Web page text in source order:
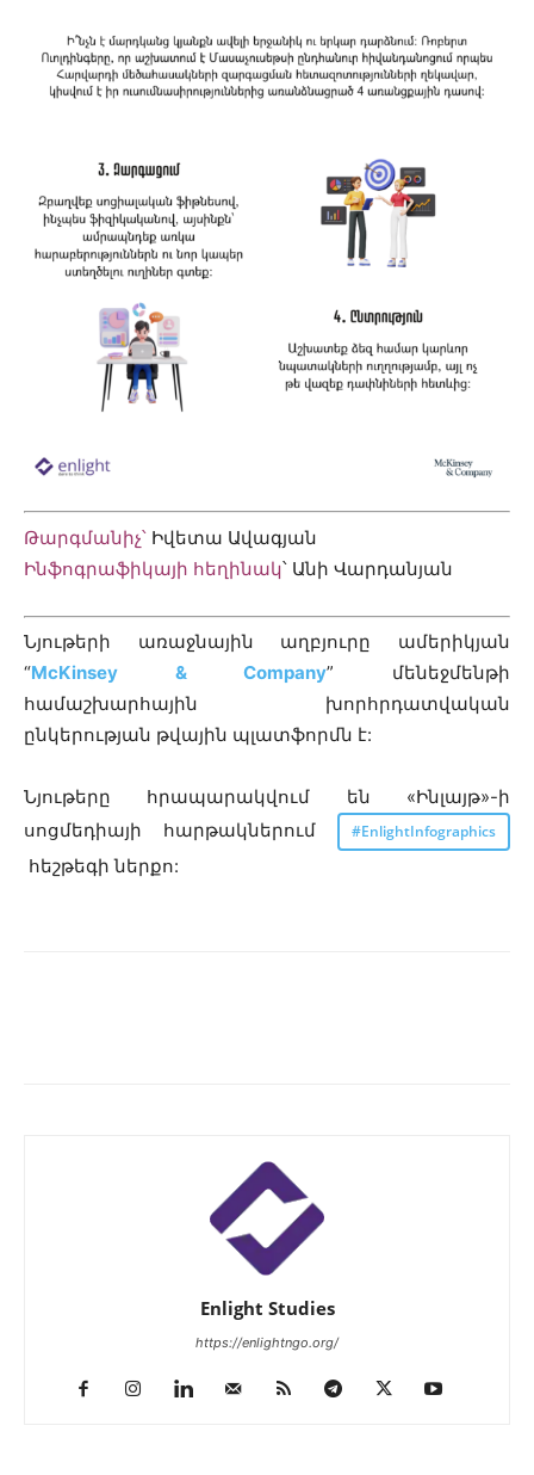
Թարգմանիչ՝ Իվետա Ավագյան
Ինֆոգրաֆիկայի հեղինակ՝ Անի Վարդանյան
Նյութերի առաջնային աղբյուրը ամերիկյան
“McKinsey & Company” մենեջմենթի
համաշխարհային խորհրդատվական
ընկերության թվային պլատֆորմն է:
Նյութերը հրապարակվում են «Ինլայթ»-ի
սոցմեդիայի հարթակներում
#EnlightInfographics
հեշթեգի ներքո:
Enlight Studies
https://enlightngo.org/